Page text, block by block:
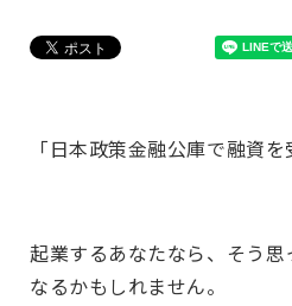
「日本政策金融公庫で融資を
起業するあなたなら、そう
なるかもしれません。